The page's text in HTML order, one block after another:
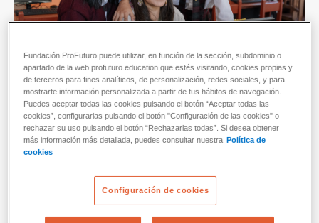
Fundación ProFuturo puede utilizar, en función de la sección, subdominio o
apartado de la web profuturo.education que estés visitando, cookies propias y
de terceros para fines analíticos, de personalización, redes sociales, y para
mostrarte información personalizada a partir de tus hábitos de navegación.
Puedes aceptar todas las cookies pulsando el botón “Aceptar todas las
cookies”, configurarlas pulsando el botón "Configuración de las cookies" o
rechazar su uso pulsando el botón “Rechazarlas todas”. Si desea obtener
más información más detallada, puedes consultar nuestra Política de
cookies
Configuración de cookies